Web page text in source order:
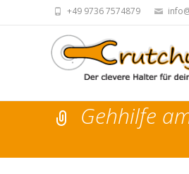
+49 9736 7574879
Gehhilfe